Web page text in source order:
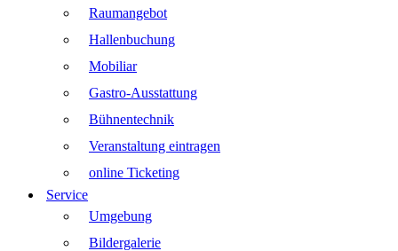
Raumangebot
Hallenbuchung
Mobiliar
Gastro-Ausstattung
Bühnentechnik
Veranstaltung eintragen
online Ticketing
Service
Umgebung
Bildergalerie